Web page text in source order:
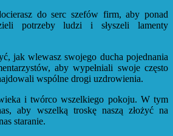
do serc szefów firm, aby ponad
potrzeby ludzi i słyszeli lamenty
jak wlewasz swojego ducha pojednania
aby wypełniali swoje często
wspólne drogi uzdrowienia.
i twórco wszelkiego pokoju. W tym
aby wszelką troskę naszą złożyć na
staranie.